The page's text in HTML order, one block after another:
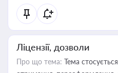
Ліцензії, дозволи
Про що тема: Тема